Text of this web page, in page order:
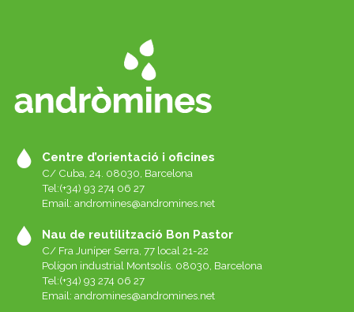
Centre d’orientació i oficines
C/ Cuba, 24. 08030, Barcelona
Tel:(+34) 93 274 06 27
Email: andromines@andromines.net
Nau de reutilització Bon Pastor
C/ Fra Juníper Serra, 77 local 21-22
Polígon industrial Montsolís. 08030, Barcelona
Tel:(+34) 93 274 06 27
Email: andromines@andromines.net